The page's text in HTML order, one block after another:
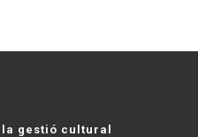
gestió cultural